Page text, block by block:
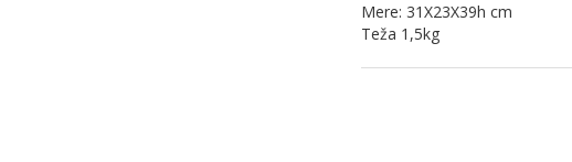
Mere: 31X23X39h cm
Teža 1,5kg